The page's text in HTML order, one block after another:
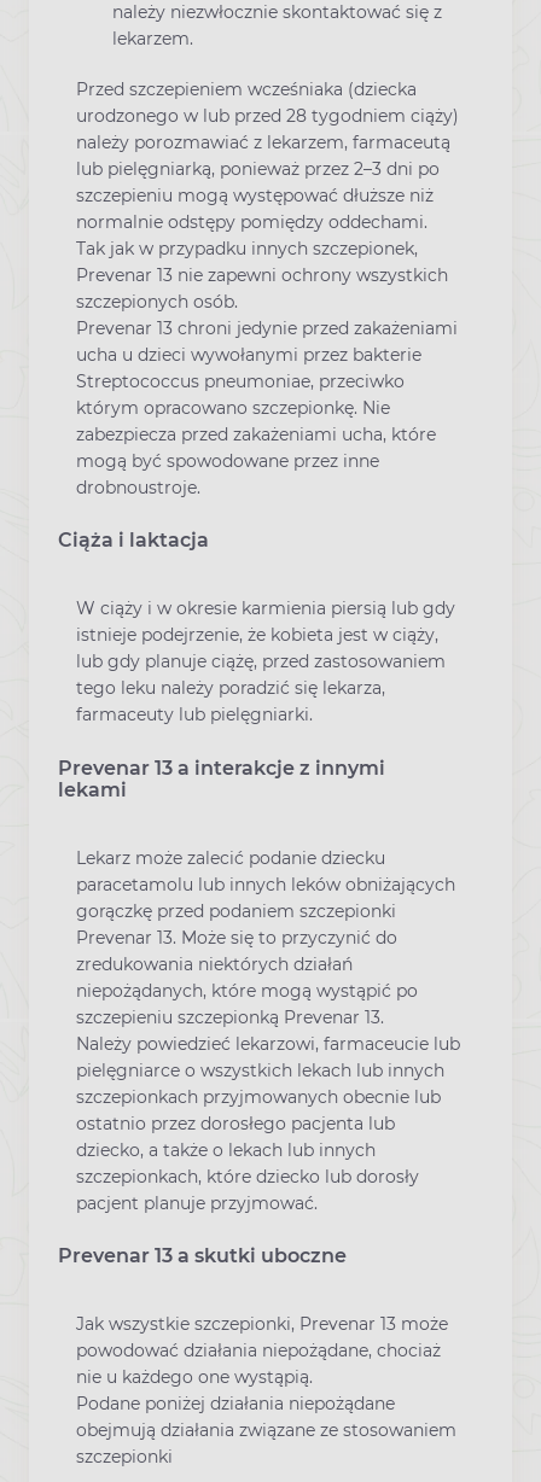
należy niezwłocznie skontaktować się z
lekarzem.
Przed szczepieniem wcześniaka (dziecka
urodzonego w lub przed 28 tygodniem ciąży)
należy porozmawiać z lekarzem, farmaceutą
lub pielęgniarką, ponieważ przez 2–3 dni po
szczepieniu mogą występować dłuższe niż
normalnie odstępy pomiędzy oddechami.
Tak jak w przypadku innych szczepionek,
Prevenar 13 nie zapewni ochrony wszystkich
szczepionych osób.
Prevenar 13 chroni jedynie przed zakażeniami
ucha u dzieci wywołanymi przez bakterie
Streptococcus pneumoniae, przeciwko
którym opracowano szczepionkę. Nie
zabezpiecza przed zakażeniami ucha, które
mogą być spowodowane przez inne
drobnoustroje.
Ciąża i laktacja
W ciąży i w okresie karmienia piersią lub gdy
istnieje podejrzenie, że kobieta jest w ciąży,
lub gdy planuje ciążę, przed zastosowaniem
tego leku należy poradzić się lekarza,
farmaceuty lub pielęgniarki.
Prevenar 13 a interakcje z innymi
lekami
Lekarz może zalecić podanie dziecku
paracetamolu lub innych leków obniżających
gorączkę przed podaniem szczepionki
Prevenar 13. Może się to przyczynić do
zredukowania niektórych działań
niepożądanych, które mogą wystąpić po
szczepieniu szczepionką Prevenar 13.
Należy powiedzieć lekarzowi, farmaceucie lub
pielęgniarce o wszystkich lekach lub innych
szczepionkach przyjmowanych obecnie lub
ostatnio przez dorosłego pacjenta lub
dziecko, a także o lekach lub innych
szczepionkach, które dziecko lub dorosły
pacjent planuje przyjmować.
Prevenar 13 a skutki uboczne
Jak wszystkie szczepionki, Prevenar 13 może
powodować działania niepożądane, chociaż
nie u każdego one wystąpią.
Podane poniżej działania niepożądane
obejmują działania związane ze stosowaniem
szczepionki